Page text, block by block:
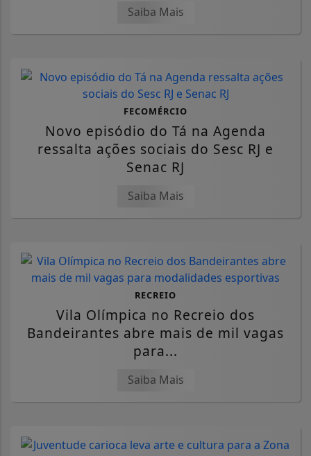
Saiba Mais
FECOMÉRCIO
Novo episódio do Tá na Agenda
ressalta ações sociais do Sesc RJ e
Senac RJ
Saiba Mais
RECREIO
Vila Olímpica no Recreio dos
Bandeirantes abre mais de mil vagas
para...
Saiba Mais